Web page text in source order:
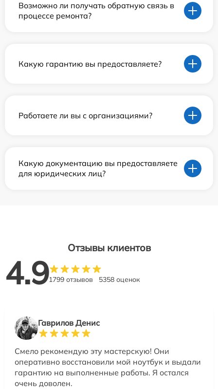
Возможно ли получать обратную связь в
процессе ремонта?
Какую гарантию вы предоставляете?
Работаете ли вы с организациями?
Какую документацию вы предоставляете
для юридических лиц?
Отзывы клиентов
4.91799 отзывов 5358 оценок
Гаврилов Денис
Смело рекомендую эту мастерскую! Они
оперативно восстановили мой ноутбук и выдали
гарантию на выполненные работы. Я остался
очень доволен.